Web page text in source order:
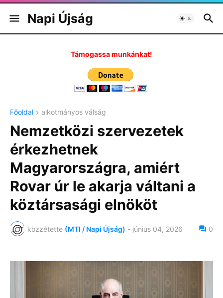
Napi Újság
Támogassa munkánkat!
Főoldal alkotmányos válság
Nemzetközi szervezetek
érkezhetnek
Magyarországra, amiért
Rovar úr le akarja váltani a
köztársasági elnököt
közzétette (MTI / Napi Újság) - június 04, 2026 0